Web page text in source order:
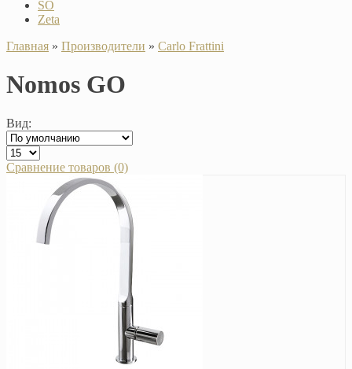
SO
Zeta
Главная » Производители » Carlo Frattini
Nomos GO
Вид:
Сравнение товаров (0)